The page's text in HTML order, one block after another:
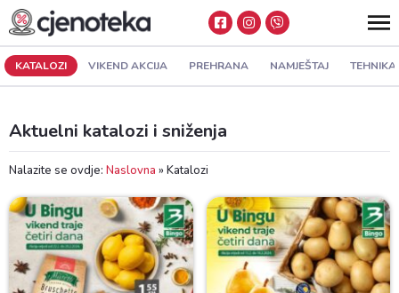
KATALOZI VIKEND AKCIJA PREHRANA NAMJEŠTAJ TEHNIKA
Aktuelni katalozi i sniženja
Nalazite se ovdje: Naslovna » Katalozi